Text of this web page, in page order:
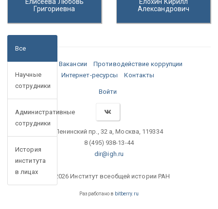
Григориевна
Александрович
Все
Научные
сотрудники
Административные
сотрудники
История
института
в лицах
Медиа Вакансии
Противодействие коррупции
Интернет-ресурсы
Контакты
Войти
Ленинский пр., 32 а, Москва, 119334
8 (495) 938-13-44
dir@igh.ru
© 2026 Институт всеобщей истории РАН
Разработано в bitberry.ru